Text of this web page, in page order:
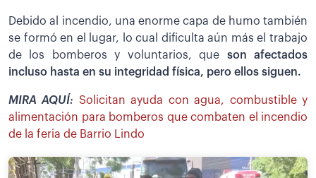
Debido al incendio, una enorme capa de humo también
se formó en el lugar, lo cual dificulta aún más el trabajo
de los bomberos y voluntarios, que son afectados
incluso hasta en su integridad física, pero ellos siguen.
MIRA AQUÍ: Solicitan ayuda con agua, combustible y
alimentación para bomberos que combaten el incendio
de la feria de Barrio Lindo